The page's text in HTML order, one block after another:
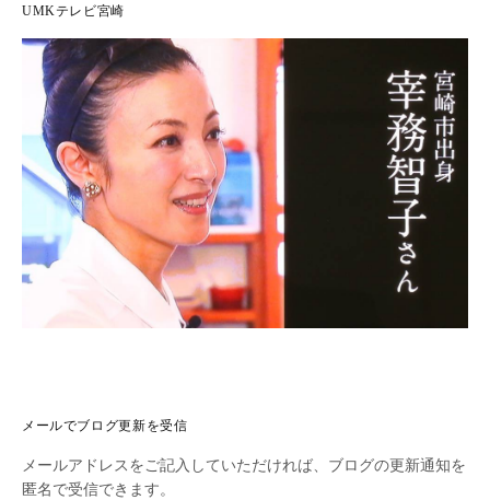
UMKテレビ宮崎
メールでブログ更新を受信
メールアドレスをご記入していただければ、ブログの更新通知を
匿名で受信できます。